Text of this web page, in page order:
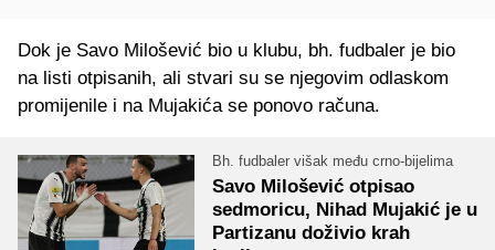
Dok je Savo Milošević bio u klubu, bh. fudbaler je bio
na listi otpisanih, ali stvari su se njegovim odlaskom
promijenile i na Mujakića se ponovo računa.
Bh. fudbaler višak među crno-bijelima
Savo Milošević otpisao
sedmoricu, Nihad Mujakić je u
Partizanu doživio krah